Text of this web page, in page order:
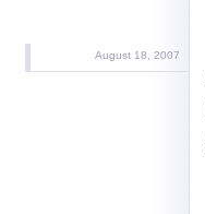
August 18, 2007